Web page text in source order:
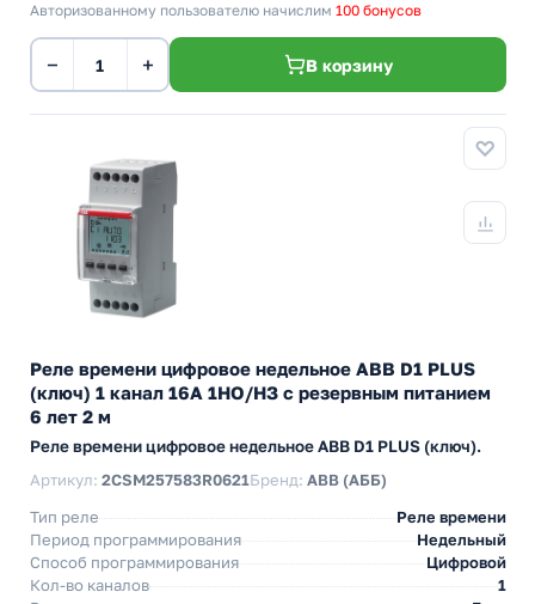
Авторизованному пользователю начислим 100 бонусов
− + В корзину
Реле времени цифровое недельное ABB D1 PLUS
(ключ) 1 канал 16А 1НО/НЗ с резервным питанием
6 лет 2 м
Реле времени цифровое недельное ABB D1 PLUS (ключ).
Артикул: 2CSM257583R0621Бренд: ABB (АББ)
Тип реле
Реле времени
Период программирования
Недельный
Способ программирования
Цифровой
Кол-во каналов
1